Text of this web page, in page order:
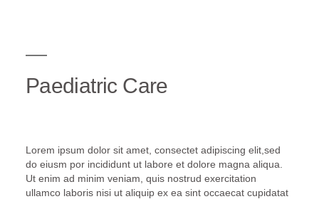
Paediatric Care
Lorem ipsum dolor sit amet, consectet adipiscing elit,sed
do eiusm por incididunt ut labore et dolore magna aliqua.
Ut enim ad minim veniam, quis nostrud exercitation
ullamco laboris nisi ut aliquip ex ea sint occaecat cupidatat